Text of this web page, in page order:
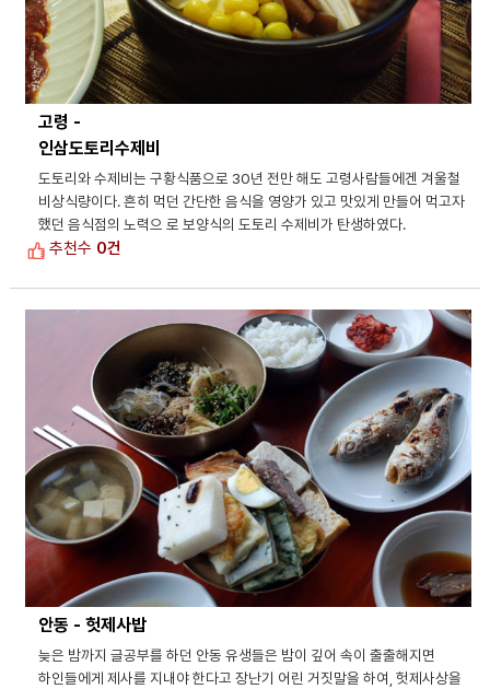
고령 -
인삼도토리수제비
도토리와 수제비는 구황식품으로 30년 전만 해도 고령사람들에겐 겨울철
비상식량이다. 흔히 먹던 간단한 음식을 영양가 있고 맛있게 만들어 먹고자
했던 음식점의 노력으 로 보양식의 도토리 수제비가 탄생하였다.
추천수 0건
안동 - 헛제사밥
늦은 밤까지 글공부를 하던 안동 유생들은 밤이 깊어 속이 출출해지면
하인들에게 제사를 지내야 한다고 장난기 어린 거짓말을 하여, 헛제사상을